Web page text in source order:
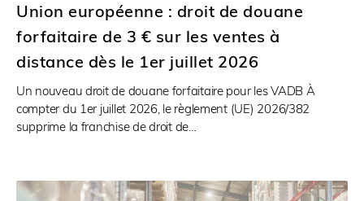
Union européenne : droit de douane
forfaitaire de 3 € sur les ventes à
distance dès le 1er juillet 2026
Un nouveau droit de douane forfaitaire pour les VADB À
compter du 1er juillet 2026, le règlement (UE) 2026/382
supprime la franchise de droit de…